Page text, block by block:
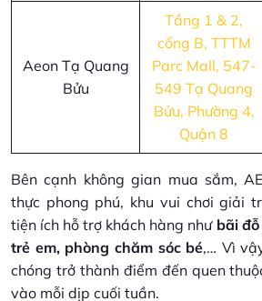
Aeon Tạ Quang
Bửu
Tầng 1 & 2,
cổng B, TTTM
Parc Mall, 547-
549 Tạ Quang
Bửu, Phường 4,
Quận 8
Bên cạnh không gian mua sắm,
thực phong phú, khu vui chơi giải
tiện ích hỗ trợ khách hàng như bãi
trẻ em, phòng chăm sóc bé,… Vì
chóng trở thành điểm đến quen
vào mỗi dịp cuối tuần.